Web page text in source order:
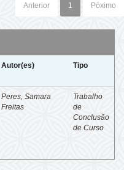
Anterior 1 Póximo
Autor(es) Tipo
Peres, Samara
Freitas
Trabalho
de
Conclusão
de Curso